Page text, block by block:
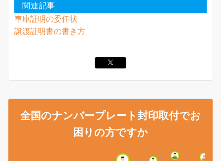
関連記事
車庫証明の委任状
譲渡証明書の書き方
全国のナンバープレート封印取付でお
困りの方ですか